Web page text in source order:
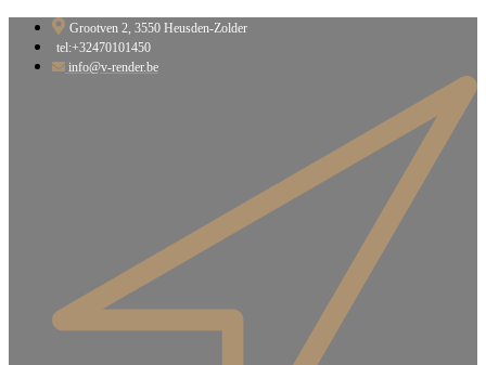
naar
Grootven 2, 3550 Heusden-Zolder​
tel:+32470101450
info@v-render.be